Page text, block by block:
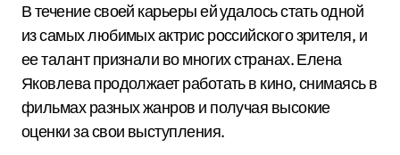
В течение своей карьеры ей удалось стать одной
из самых любимых актрис российского зрителя, и
ее талант признали во многих странах. Елена
Яковлева продолжает работать в кино, снимаясь в
фильмах разных жанров и получая высокие
оценки за свои выступления.